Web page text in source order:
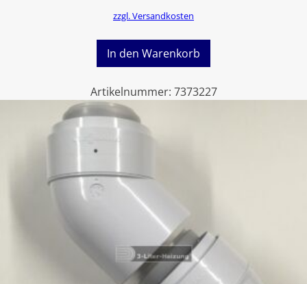
zzgl. Versandkosten
In den Warenkorb
Artikelnummer: 7373227